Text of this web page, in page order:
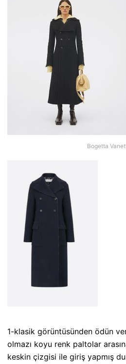
Bogetta
1-klasik görüntüsünden ödün
olmazı koyu renk paltolar
keskin çizgisi ile giriş yapmış